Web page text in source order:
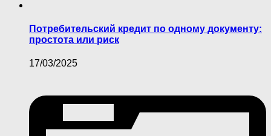
Потребительский кредит по одному документу:
простота или риск
17/03/2025